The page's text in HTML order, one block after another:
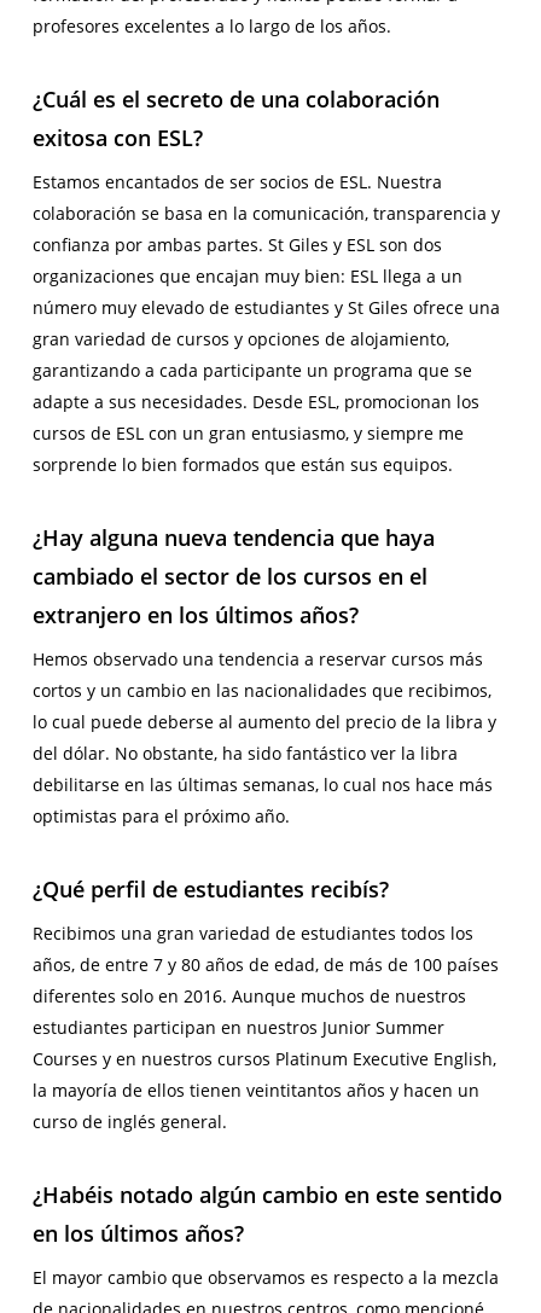
profesores excelentes a lo largo de los años.
¿Cuál es el secreto de una colaboración
exitosa con ESL?
Estamos encantados de ser socios de ESL. Nuestra
colaboración se basa en la comunicación, transparencia y
confianza por ambas partes. St Giles y ESL son dos
organizaciones que encajan muy bien: ESL llega a un
número muy elevado de estudiantes y St Giles ofrece una
gran variedad de cursos y opciones de alojamiento,
garantizando a cada participante un programa que se
adapte a sus necesidades. Desde ESL, promocionan los
cursos de ESL con un gran entusiasmo, y siempre me
sorprende lo bien formados que están sus equipos.
¿Hay alguna nueva tendencia que haya
cambiado el sector de los cursos en el
extranjero en los últimos años?
Hemos observado una tendencia a reservar cursos más
cortos y un cambio en las nacionalidades que recibimos,
lo cual puede deberse al aumento del precio de la libra y
del dólar. No obstante, ha sido fantástico ver la libra
debilitarse en las últimas semanas, lo cual nos hace más
optimistas para el próximo año.
¿Qué perfil de estudiantes recibís?
Recibimos una gran variedad de estudiantes todos los
años, de entre 7 y 80 años de edad, de más de 100 países
diferentes solo en 2016. Aunque muchos de nuestros
estudiantes participan en nuestros Junior Summer
Courses y en nuestros cursos Platinum Executive English,
la mayoría de ellos tienen veintitantos años y hacen un
curso de inglés general.
¿Habéis notado algún cambio en este sentido
en los últimos años?
El mayor cambio que observamos es respecto a la mezcla
de nacionalidades en nuestros centros, como mencioné